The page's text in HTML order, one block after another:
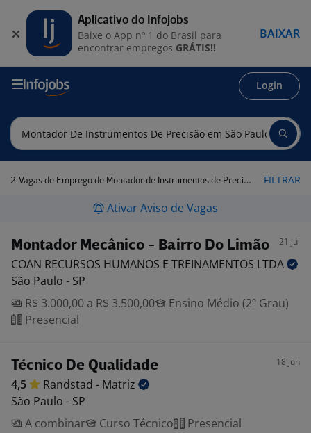
Login
2 Vagas de Emprego de Montador de Instrumentos de Precisão em São Paulo - SP FILTRAR
Ativar Aviso de Vagas
Montador Mecânico - Bairro Do Limão 21 jul
COAN RECURSOS HUMANOS E TREINAMENTOS LTDA
São Paulo - SP
R$ 3.000,00 a R$ 3.500,00
Ensino Médio (2º Grau)
Presencial
Técnico De Qualidade 18 jun
4,5 Randstad - Matriz
São Paulo - SP
A combinar
Curso Técnico Presencial
Aplicativo do Infojobs
Baixe o App nº 1 do Brasil para
encontrar empregos GRÁTIS!!
BAIXAR